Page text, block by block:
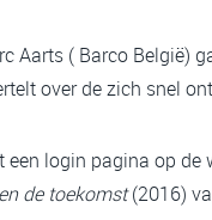
Aarts ( Barco België)
over de zich snel
een login pagina op de
de toekomst(2016)